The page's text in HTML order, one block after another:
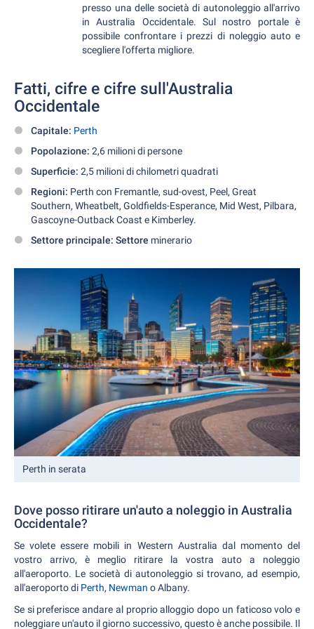
presso una delle società di autonoleggio all'arrivo
in Australia Occidentale. Sul nostro portale è
possibile confrontare i prezzi di noleggio auto e
scegliere l'offerta migliore.
Fatti, cifre e cifre sull'Australia
Occidentale
Capitale: Perth
Popolazione: 2,6 milioni di persone
Superficie: 2,5 milioni di chilometri quadrati
Regioni: Perth con Fremantle, sud-ovest, Peel, Great
Southern, Wheatbelt, Goldfields-Esperance, Mid West, Pilbara,
Gascoyne-Outback Coast e Kimberley.
Settore principale: Settore minerario
Perth in serata
Dove posso ritirare un'auto a noleggio in Australia
Occidentale?
Se volete essere mobili in Western Australia dal momento del
vostro arrivo, è meglio ritirare la vostra auto a noleggio
all'aeroporto. Le società di autonoleggio si trovano, ad esempio,
all'aeroporto di Perth, Newman o Albany.
Se si preferisce andare al proprio alloggio dopo un faticoso volo e
noleggiare un'auto il giorno successivo, questo è anche possibile. Il